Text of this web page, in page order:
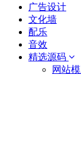
广告设计
文化墙
配乐
音效
精选源码
网站